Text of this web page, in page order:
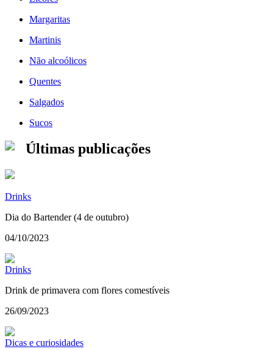
Margaritas
Martinis
Não alcoólicos
Quentes
Salgados
Sucos
Últimas publicações
Drinks
Dia do Bartender (4 de outubro)
04/10/2023
Drinks
Drink de primavera com flores comestíveis
26/09/2023
Dicas e curiosidades